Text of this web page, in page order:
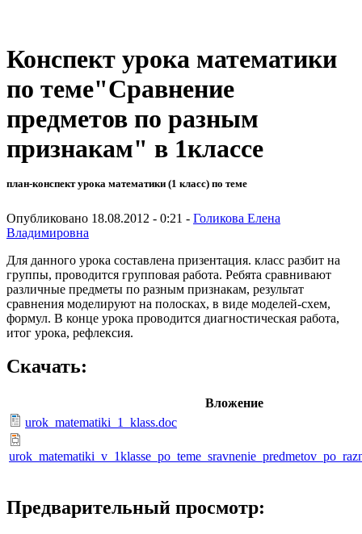
Конспект урока математики
по теме"Сравнение
предметов по разным
признакам" в 1классе
план-конспект урока математики (1 класс) по теме
Опубликовано 18.08.2012 - 0:21 - Голикова Елена
Владимировна
Для данного урока составлена призентация. класс разбит на
группы, проводится групповая работа. Ребята сравнивают
различные предметы по разным признакам, результат
сравнения моделируют на полосках, в виде моделей-схем,
формул. В конце урока проводится диагностическая работа,
итог урока, рефлексия.
Скачать:
Вложение
urok_matematiki_1_klass.doc
Предварительный просмотр: